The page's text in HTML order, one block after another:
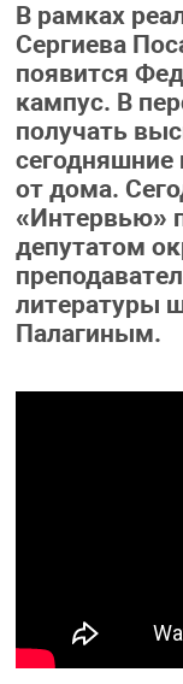
В рамках
Сергиева
появится
кампус. В
получать
сегодняшние
от дома.
«Интервью»
депутатом
литературы
Палагиным.